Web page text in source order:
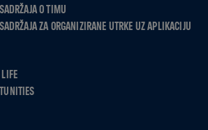
O TIMU
ZA ORGANIZIRANE UTRKE UZ APLIKACIJU